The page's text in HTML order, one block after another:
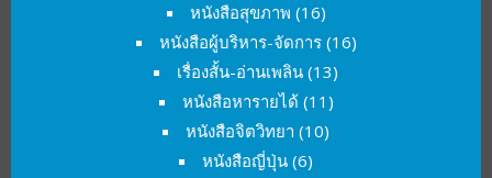
หนังสือสุขภาพ (16)
หนังสือผู้บริหาร-จัดการ(16)
เรื่องสั้น-อ่านเพลิน (13)
หนังสือหารายได้(11)
หนังสือจิตวิทยา (10)
หนังสือญี่ปุ่น (6)